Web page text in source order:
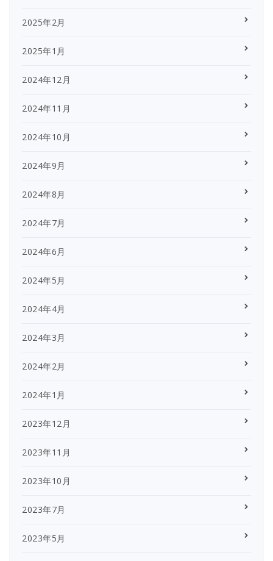
2025年2月
2025年1月
2024年12月
2024年11月
2024年10月
2024年9月
2024年8月
2024年7月
2024年6月
2024年5月
2024年4月
2024年3月
2024年2月
2024年1月
2023年12月
2023年11月
2023年10月
2023年7月
2023年5月